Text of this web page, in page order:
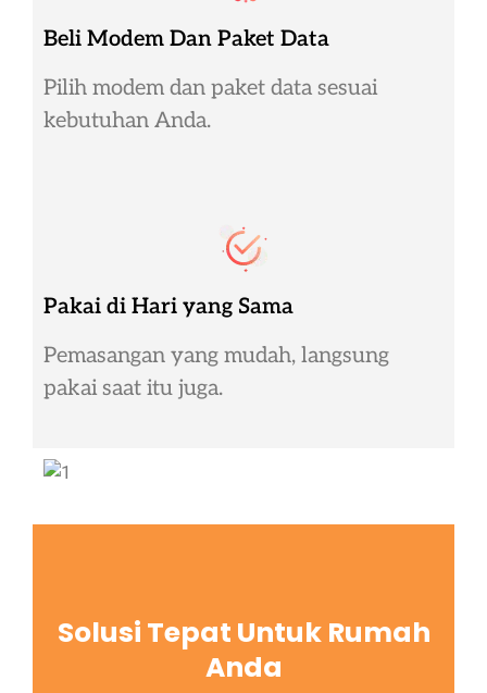
Beli Modem Dan Paket Data
Pilih modem dan paket data sesuai
kebutuhan Anda.
Pakai di Hari yang Sama
Pemasangan yang mudah, langsung
pakai saat itu juga.
Solusi Tepat Untuk Rumah
Anda